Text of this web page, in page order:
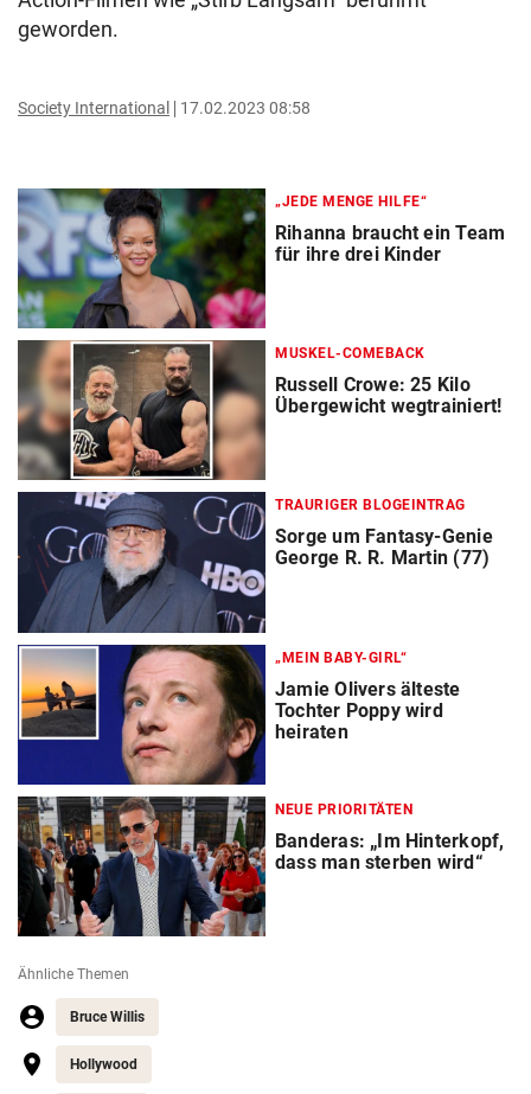
geworden.
Society International 17.02.2023 08:58
„JEDE MENGE HILFE“
Rihanna braucht ein Team
für ihre drei Kinder
MUSKEL-COMEBACK
Russell Crowe: 25 Kilo
Übergewicht wegtrainiert!
TRAURIGER BLOGEINTRAG
Sorge um Fantasy-Genie
George R. R. Martin (77)
„MEIN BABY-GIRL“
Jamie Olivers älteste
Tochter Poppy wird
heiraten
NEUE PRIORITÄTEN
Banderas: „Im Hinterkopf,
dass man sterben wird“
Ähnliche Themen
Bruce Willis
Hollywood